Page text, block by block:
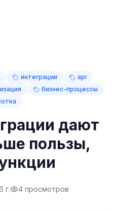
интеграции
api
бизнес-процессы
дают
пользы,
г. 4 просмотров